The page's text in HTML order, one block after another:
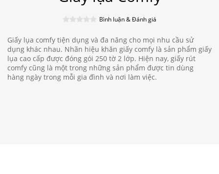
Bình luận & Đánh giá
Giấy lụa comfy tiện dụng và đa năng cho mọi nhu cầu sử
dụng khác nhau. Nhãn hiệu khăn giấy comfy là sản phẩm giấy
lụa cao cấp được đóng gói 250 tờ 2 lớp. Hiện nay, giấy rút
comfy cũng là một trong những sản phẩm được tin dùng
hàng ngày trong mỗi gia đình và nơi làm việc.